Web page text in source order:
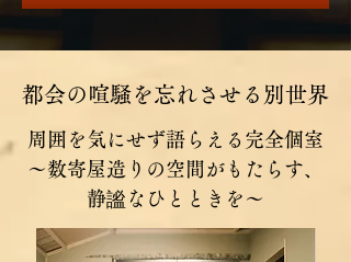
都会の喧騒を忘れさせる別世界
周囲を気にせず語らえる完全個室
～数寄屋造りの空間がもたらす、
静謐なひとときを～